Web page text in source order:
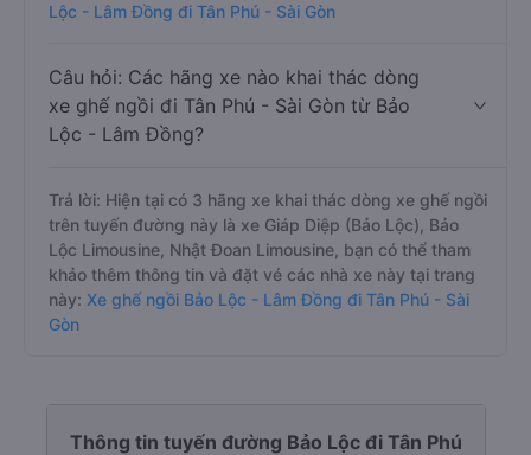
Lộc - Lâm Đồng đi Tân Phú - Sài Gòn
Câu hỏi: Các hãng xe nào khai thác dòng
xe ghế ngồi đi Tân Phú - Sài Gòn từ Bảo
Lộc - Lâm Đồng?
Trả lời: Hiện tại có 3 hãng xe khai thác dòng xe ghế ngồi
trên tuyến đường này là xe Giáp Diệp (Bảo Lộc), Bảo
Lộc Limousine, Nhật Đoan Limousine, bạn có thể tham
khảo thêm thông tin và đặt vé các nhà xe này tại trang
này: Xe ghế ngồi Bảo Lộc - Lâm Đồng đi Tân Phú - Sài
Gòn
Thông tin tuyến đường Bảo Lộc đi Tân Phú